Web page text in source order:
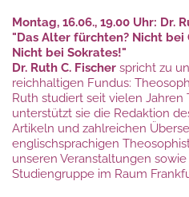
Montag, 16.06., 19.00 Uhr: Dr.
"Das Alter fürchten? Nicht bei
Nicht bei Sokrates!"
Dr. Ruth C. Fischer spricht zu
reichhaltigen Fundus:
Ruth studiert seit vielen Jahren
unterstützt sie die Redaktion
Artikeln und zahlreichen
englischsprachigen
unseren Veranstaltungen
Studiengruppe im Raum